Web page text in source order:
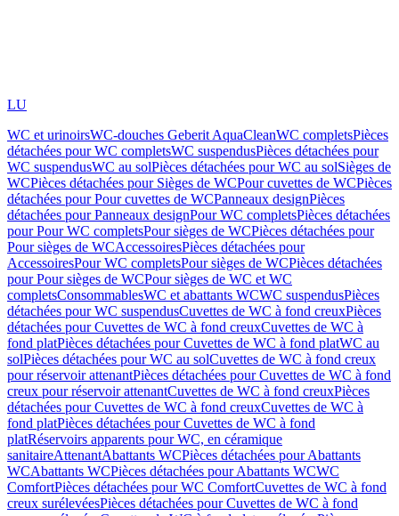
LU
WC et urinoirsWC-douches Geberit AquaCleanWC completsPièces
détachées pour WC completsWC suspendusPièces détachées pour
WC suspendusWC au solPièces détachées pour WC au solSièges de
WCPièces détachées pour Sièges de WCPour cuvettes de WCPièces
détachées pour Pour cuvettes de WCPanneaux designPièces
détachées pour Panneaux designPour WC completsPièces détachées
pour Pour WC completsPour sièges de WCPièces détachées pour
Pour sièges de WCAccessoiresPièces détachées pour
AccessoiresPour WC completsPour sièges de WCPièces détachées
pour Pour sièges de WCPour sièges de WC et WC
completsConsommablesWC et abattants WCWC suspendusPièces
détachées pour WC suspendusCuvettes de WC à fond creuxPièces
détachées pour Cuvettes de WC à fond creuxCuvettes de WC à
fond platPièces détachées pour Cuvettes de WC à fond platWC au
solPièces détachées pour WC au solCuvettes de WC à fond creux
pour réservoir attenantPièces détachées pour Cuvettes de WC à fond
creux pour réservoir attenantCuvettes de WC à fond creuxPièces
détachées pour Cuvettes de WC à fond creuxCuvettes de WC à
fond platPièces détachées pour Cuvettes de WC à fond
platRéservoirs apparents pour WC, en céramique
sanitaireAttenantAbattants WCPièces détachées pour Abattants
WCAbattants WCPièces détachées pour Abattants WCWC
ComfortPièces détachées pour WC ComfortCuvettes de WC à fond
creux surélevéesPièces détachées pour Cuvettes de WC à fond